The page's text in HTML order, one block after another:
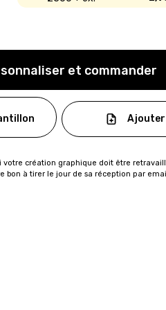
et commander
Ajouter